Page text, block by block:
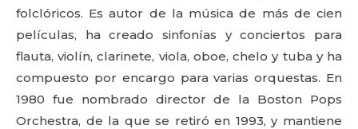
folclóricos. Es autor de la música de más de cien
películas, ha creado sinfonías y conciertos para
flauta, violín, clarinete, viola, oboe, chelo y tuba y ha
compuesto por encargo para varias orquestas. En
1980 fue nombrado director de la Boston Pops
Orchestra, de la que se retiró en 1993, y mantiene